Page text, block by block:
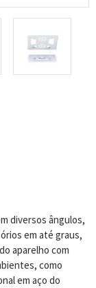
diversos ângulos,
em até graus,
aparelho com
como
em aço do